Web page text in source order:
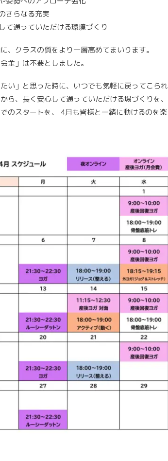
さらなる充実
て通っていただける環境づくり
、クラスの質をより一層高めてまいります。
金」は不要としました。
たい」と思った時に、いつでも気軽に戻ってこら
ら、長く安心して通っていただける場づくりを
のスタートを、 4月も皆様と一緒に動けるのを楽